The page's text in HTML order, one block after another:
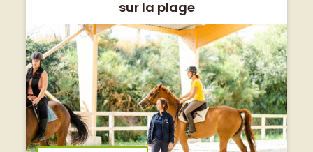
sur la plage